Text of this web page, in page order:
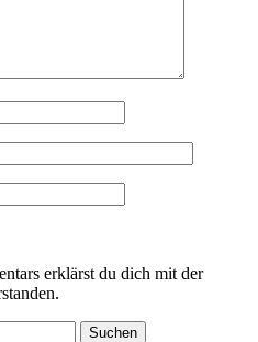
erklärst du dich mit der